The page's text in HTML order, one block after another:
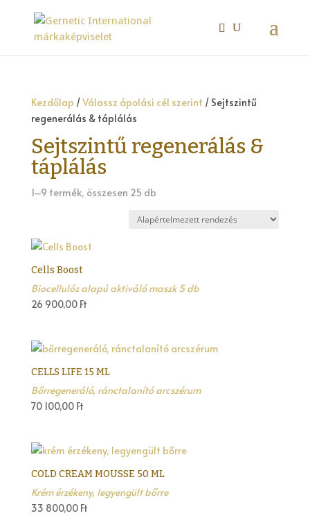
Kezdőlap /Válassz ápolási cél szerint / Sejtszintű
regenerálás & táplálás
Sejtszintű regenerálás &
táplálás
1–9 termék, összesen 25 db
Cells Boost
Biocellulóz alapú aktiváló maszk 5 db
26 900,00 Ft
CELLS LIFE 15 ML
Bőrregeneráló, ránctalanító arcszérum
70 100,00 Ft
COLD CREAM MOUSSE 50 ML
Krém érzékeny, legyengült bőrre
33 800,00 Ft